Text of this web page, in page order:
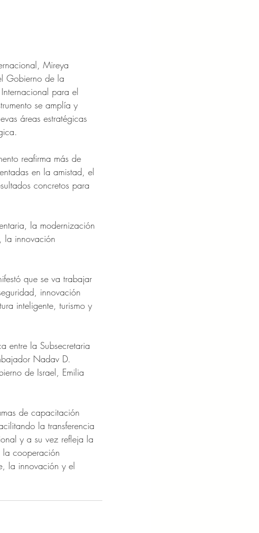
Mireya
Gobierno de la
para el
se amplía y
áreas estratégicas
reafirma más de
en la amistad, el
concretos para
la modernización
la innovación
que se va trabajar
innovación
inteligente, turismo y
entre la Subsecretaria
Nadav D.
de Israel, Emilia
de capacitación
la transferencia
y a su vez refleja la
cooperación
la innovación y el